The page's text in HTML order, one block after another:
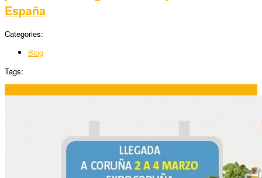
España
Categories:
Blog
Tags: